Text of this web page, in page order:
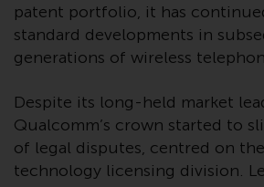
Diese Website ist
Angebot zum Verkauf
Aufforderung zur
Fonds, die über
angeboten werden.
Zu den Fonds im US-
patent portfolio, it has
standard developments in
generations of wireless
Despite its long-held market
Qualcomm’s crown started to
of legal disputes, centred on
technology licensing division.